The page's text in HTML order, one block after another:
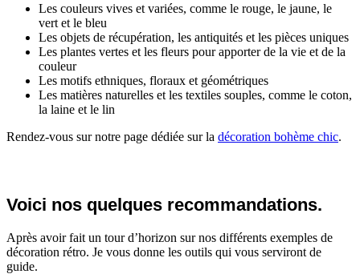
Les couleurs vives et variées, comme le rouge, le jaune, le
vert et le bleu
Les objets de récupération, les antiquités et les pièces uniques
Les plantes vertes et les fleurs pour apporter de la vie et de la
couleur
Les motifs ethniques, floraux et géométriques
Les matières naturelles et les textiles souples, comme le coton,
la laine et le lin
Rendez-vous sur notre page dédiée sur la décoration bohème chic.
Voici nos quelques recommandations.
Après avoir fait un tour d’horizon sur nos différents exemples de
décoration rétro. Je vous donne les outils qui vous serviront de
guide.